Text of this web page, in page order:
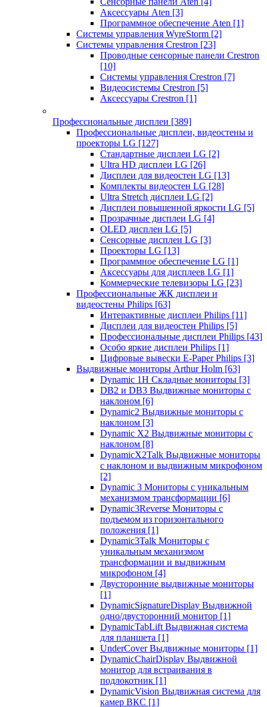
Аксессуары Aten [3]
Программное обеспечение Aten [1]
Системы управления WyreStorm [2]
Системы управления Crestron [23]
Проводные сенсорные панели Crestron
[10]
Системы управления Crestron [7]
Видеосистемы Crestron [5]
Аксессуары Crestron [1]
Профессиональные дисплеи [389]
Профессиональные дисплеи, видеостены и
проекторы LG [127]
Стандартные дисплеи LG [2]
Ultra HD дисплеи LG [26]
Дисплеи для видеостен LG [13]
Комплекты видеостен LG [28]
Ultra Stretch дисплеи LG [2]
Дисплеи повышенной яркости LG [5]
Прозрачные дисплеи LG [4]
OLED дисплеи LG [5]
Сенсорные дисплеи LG [3]
Проекторы LG [13]
Программное обеспечение LG [1]
Аксессуары для дисплеев LG [1]
Коммерческие телевизоры LG [23]
Профессиональные ЖК дисплеи и
видеостены Philips [63]
Интерактивные дисплеи Philips [11]
Дисплеи для видеостен Philips [5]
Профессиональные дисплеи Philips [43]
Особо яркие дисплеи Philips [1]
Цифровые вывески E-Paper Philips [3]
Выдвижные мониторы Arthur Holm [63]
Dynamic 1Н Складные мониторы [3]
DB2 и DB3 Выдвижные мониторы с
наклоном [6]
Dynamic2 Выдвижные мониторы с
наклоном [3]
Dynamic X2 Выдвижные мониторы с
наклоном [8]
DynamicX2Talk Выдвижные мониторы
с наклоном и выдвижным микрофоном
[2]
Dynamic 3 Мониторы с уникальным
механизмом трансформации [6]
Dynamic3Reverse Мониторы с
подъемом из горизонтального
положения [1]
Dynamic3Talk Мониторы с
уникальным механизмом
трансформации и выдвижным
микрофоном [4]
Двусторонние выдвижные мониторы
[1]
DynamicSignatureDisplay Выдвижной
одно/двусторонний монитор [1]
DynamicTabLift Выдвижная система
для планшета [1]
UnderCover Выдвижные мониторы [1]
DynamicChairDisplay Выдвижной
монитор для встраивания в
подлокотник [1]
DynamicVision Выдвижная система для
камер ВКС [1]